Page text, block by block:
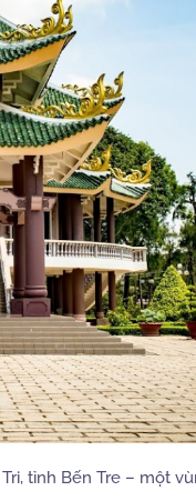
tỉnh Bến Tre – một